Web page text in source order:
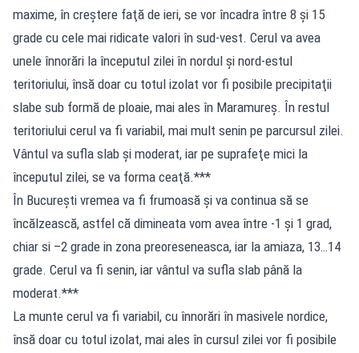
maxime, în creştere faţă de ieri, se vor încadra între 8 şi 15
grade cu cele mai ridicate valori în sud-vest. Cerul va avea
unele înnorări la începutul zilei în nordul şi nord-estul
teritoriului, însă doar cu totul izolat vor fi posibile precipitaţii
slabe sub formă de ploaie, mai ales în Maramureș. În restul
teritoriului cerul va fi variabil, mai mult senin pe parcursul zilei.
Vântul va sufla slab şi moderat, iar pe suprafeţe mici la
începutul zilei, se va forma ceaţă.***
În București vremea va fi frumoasă şi va continua să se
încălzească, astfel că dimineata vom avea între -1 și 1 grad,
chiar si –2 grade in zona preoreseneasca, iar la amiaza, 13…14
grade. Cerul va fi senin, iar vântul va sufla slab până la
moderat.***
La munte cerul va fi variabil, cu înnorări în masivele nordice,
însă doar cu totul izolat, mai ales în cursul zilei vor fi posibile